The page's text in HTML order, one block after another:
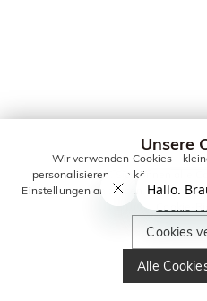
Unsere
Wir verwenden Cookies -
personalisieren. Sie können alle
Einstellungen anpassen. Weitere
Cookie-
Cookies
Alle